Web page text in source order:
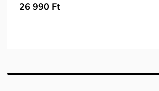
26 990 Ft